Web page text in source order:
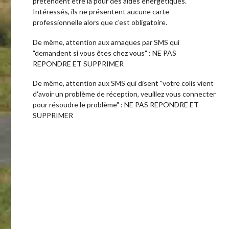
Intéressés, ils ne présentent aucune carte
professionnelle alors que c'est obligatoire.
De même, attention aux arnaques par SMS qui
"demandent si vous êtes chez vous" : NE PAS
REPONDRE ET SUPPRIMER
De même, attention aux SMS qui disent "votre colis vient
d'avoir un problème de réception, veuillez vous connecter
pour résoudre le problème" : NE PAS REPONDRE ET
SUPPRIMER